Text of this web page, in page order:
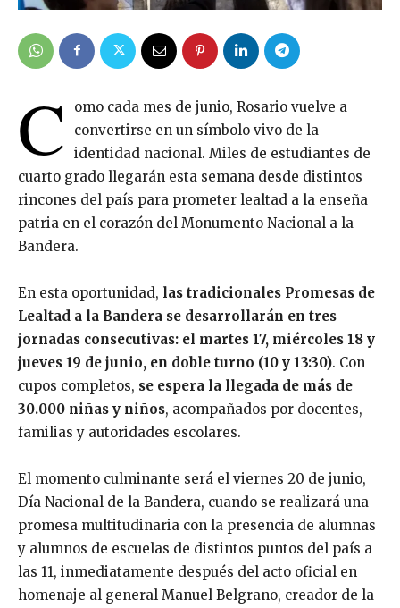
C
omo cada mes de junio, Rosario vuelve a
convertirse en un símbolo vivo de la
identidad nacional. Miles de estudiantes de
cuarto grado llegarán esta semana desde distintos
rincones del país para prometer lealtad a la enseña
patria en el corazón del Monumento Nacional a la
Bandera.
En esta oportunidad, las tradicionales Promesas de
Lealtad a la Bandera se desarrollarán en tres
jornadas consecutivas: el martes 17, miércoles 18 y
jueves 19 de junio, en doble turno (10 y 13:30). Con
cupos completos, se espera la llegada de más de
30.000 niñas y niños, acompañados por docentes,
familias y autoridades escolares.
El momento culminante será el viernes 20 de junio,
Día Nacional de la Bandera, cuando se realizará una
promesa multitudinaria con la presencia de alumnas
y alumnos de escuelas de distintos puntos del país a
las 11, inmediatamente después del acto oficial en
homenaje al general Manuel Belgrano, creador de la